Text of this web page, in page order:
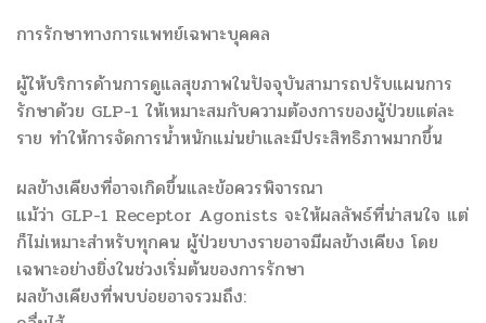
การรักษาทางการแพทย์เฉพาะบุคคล
ผู้ให้บริการด้านการดูแลสุขภาพในปัจจุบันสามารถปรับแผนการ
รักษาด้วย GLP-1 ให้เหมาะสมกับความต้องการของผู้ป่วยแต่ละ
ราย ทำให้การจัดการน้ำหนักแม่นยำและมีประสิทธิภาพมากขึ้น
ผลข้างเคียงที่อาจเกิดขึ้นและข้อควรพิจารณา
แม้ว่า GLP-1 Receptor Agonists จะให้ผลลัพธ์ที่น่าสนใจ แต่
ก็ไม่เหมาะสำหรับทุกคน ผู้ป่วยบางรายอาจมีผลข้างเคียง โดย
เฉพาะอย่างยิ่งในช่วงเริ่มต้นของการรักษา
ผลข้างเคียงที่พบบ่อยอาจรวมถึง: